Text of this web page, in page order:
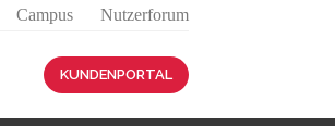
Campus Nutzerforum
KUNDENPORTAL